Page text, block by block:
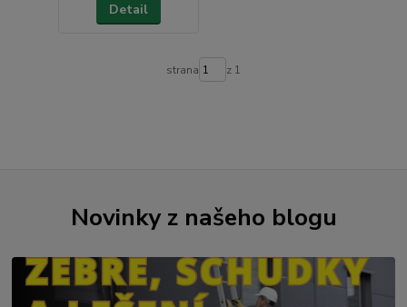
Detail
strana z 1
Novinky z našeho blogu